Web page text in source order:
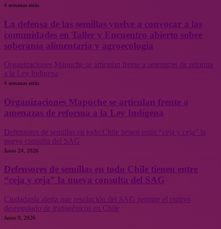
4 semanas atrás
La defensa de las semillas vuelve a convocar a las
comunidades en Taller y Encuentro abierto sobre
soberanía alimentaria y agroecología
Organizaciones Mapuche se articulan frente a amenazas de reforma
a la Ley Indígena
4 semanas atrás
Organizaciones Mapuche se articulan frente a
amenazas de reforma a la Ley Indígena
Defensores de semillas en todo Chile tienen entre “ceja y ceja” la
nueva consulta del SAG
Junio 24, 2026
Defensores de semillas en todo Chile tienen entre
“ceja y ceja” la nueva consulta del SAG
Ciudadanía alerta que resolución del SAG permite el cultivo
desregulado de transgénicos en Chile
Junio 9, 2026